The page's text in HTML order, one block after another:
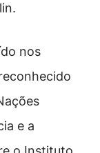
nos
e a